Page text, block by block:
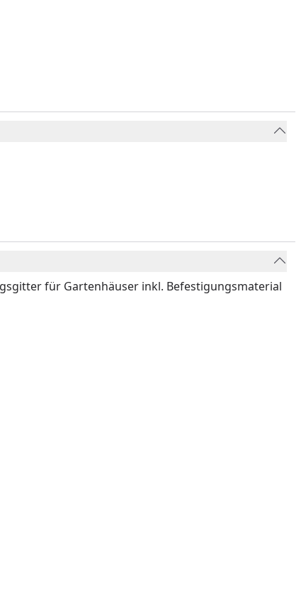
für Gartenhäuser inkl. Befestigungsmaterial